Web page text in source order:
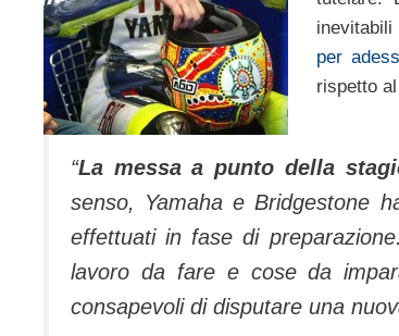
inevitabili
per
rispetto
“La messa a punto della
senso, Yamaha e Bridgestone
effettuati in fase di
lavoro da fare e cose da
consapevoli di disputare una